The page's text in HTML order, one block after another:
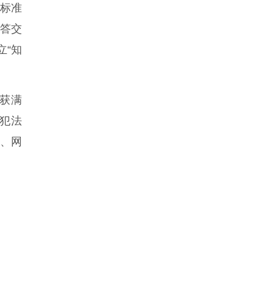
准
交
“知
满
法
网